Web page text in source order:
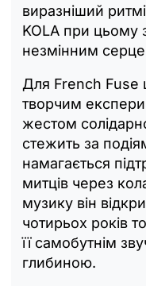
виразніший
KOLA при цьому
незмінним
Для French Fuse
творчим
жестом
стежить за
намагається
митців через
музику він
чотирьох років
її самобутнім
глибиною.